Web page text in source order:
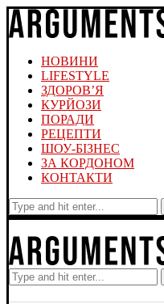
НОВИНИ
LIFESTYLE
ЗДОРОВ’Я
КУРЙОЗИ
ПОРАДИ
РЕЦЕПТИ
ШОУ-БІЗНЕС
ЗА КОРДОНОМ
КОНТАКТИ